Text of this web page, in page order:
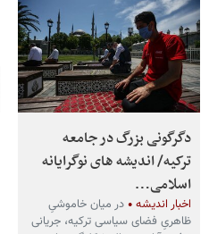
دگرگونی بزرگ در جامعه
ترکیه/ اندیشه های نوگرایانه
اسلامی…
اخبار اندیشه
در میان خاموشیِ
ظاهریِ فضای سیاسی ترکیه، جریانی